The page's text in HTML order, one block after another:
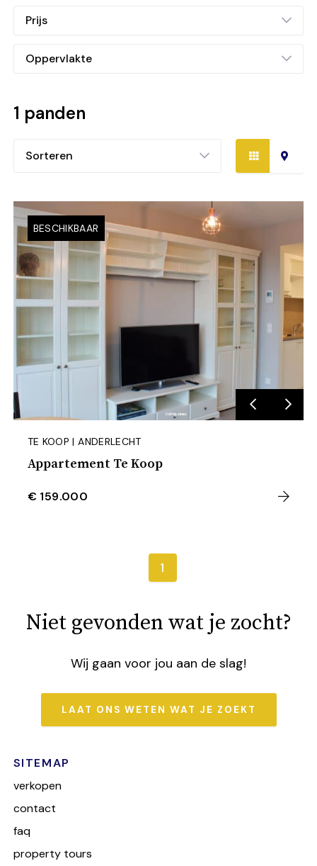
Prijs
Oppervlakte
1 panden
Sorteren
BESCHIKBAAR
TE KOOP | ANDERLECHT
Appartement Te Koop
€ 159.000
1
Niet gevonden wat je zocht?
Wij gaan voor jou aan de slag!
LAAT ONS WETEN WAT JE ZOEKT
SITEMAP
verkopen
contact
faq
property tours